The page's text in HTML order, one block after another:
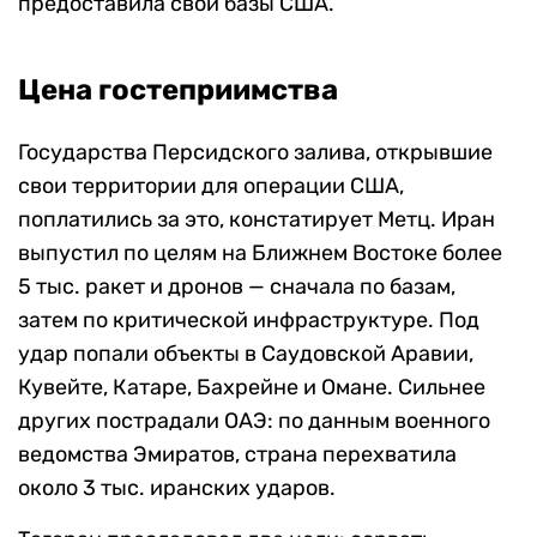
Цена гостеприимства
Государства Персидского залива, открывшие
свои территории для операции США,
поплатились за это, констатирует Метц. Иран
выпустил по целям на Ближнем Востоке более
5 тыс. ракет и дронов — сначала по базам,
затем по критической инфраструктуре. Под
удар попали объекты в Саудовской Аравии,
Кувейте, Катаре, Бахрейне и Омане. Сильнее
других пострадали ОАЭ: по данным военного
ведомства Эмиратов, страна перехватила
около 3 тыс. иранских ударов.